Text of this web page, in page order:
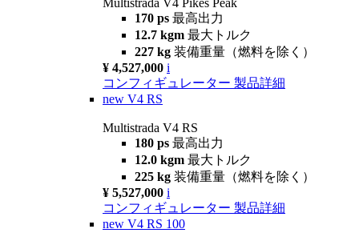
Multistrada V4 Pikes Peak
170 ps 最高出力
12.7 kgm 最大トルク
227 kg 装備重量（燃料を除く）
¥ 4,527,000 i
コンフィギュレーター 製品詳細
new V4 RS
Multistrada V4 RS
180 ps 最高出力
12.0 kgm 最大トルク
225 kg 装備重量（燃料を除く）
¥ 5,527,000 i
コンフィギュレーター 製品詳細
new V4 RS 100